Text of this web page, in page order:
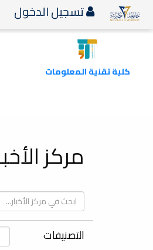
تسجيل الدخول
كلية تقنية المعلومات
مركز
التصنيفات